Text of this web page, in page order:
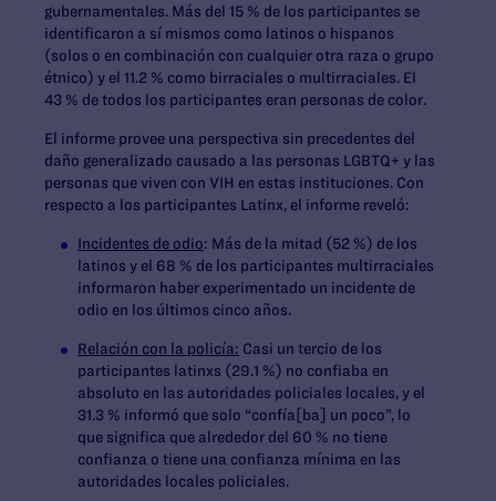
gubernamentales. Más del 15 % de los participantes se
identificaron a sí mismos como latinos o hispanos
(solos o en combinación con cualquier otra raza o grupo
étnico) y el 11.2 % como birraciales o multirraciales. El
43 % de todos los participantes eran personas de color.
El informe provee una perspectiva sin precedentes del
daño generalizado causado a las personas LGBTQ+ y las
personas que viven con VIH en estas instituciones. Con
respecto a los participantes Latinx, el informe reveló:
Incidentes de odio: Más de la mitad (52 %) de los
latinos y el 68 % de los participantes multirraciales
informaron haber experimentado un incidente de
odio en los últimos cinco años.
Relación con la policía: Casi un tercio de los
participantes latinxs (29.1 %) no confiaba en
absoluto en las autoridades policiales locales, y el
31.3 % informó que solo “confía[ba] un poco”, lo
que significa que alrededor del 60 % no tiene
confianza o tiene una confianza mínima en las
autoridades locales policiales.